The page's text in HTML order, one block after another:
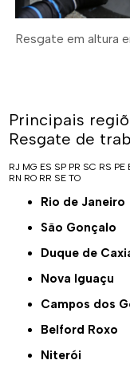
Resgate em altura
Principais
Resgate de
RJ MG ES SP PR SC RS PE
RN RO RR SE TO
Rio de Janeiro
São Gonçalo
Duque de
Nova Iguaçu
Campos dos
Belford Roxo
Niterói